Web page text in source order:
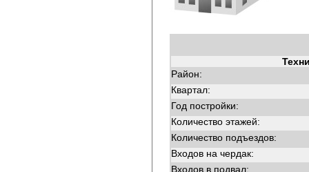
Район:
Квартал:
Год постройки:
Количество этажей:
Количество подъездов:
Входов на чердак:
Входов в подвал: